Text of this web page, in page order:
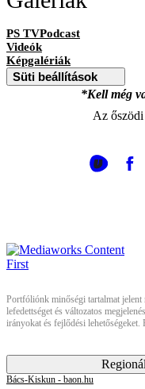
PS TVPodcast
Videók
Képgalériák
Süti beállítások
*Kell még
Az őszödi
Portfóliónk minőségi tartalmat jelent
lefedettséget és változatos
irányokat és fejlődési lehetőségeket.
Bács-Kiskun - baon.hu